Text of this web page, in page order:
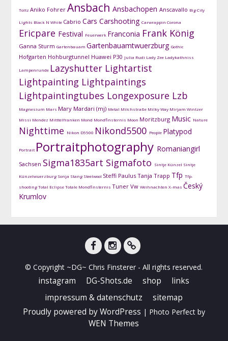
Toltz Aniko Fohrer Ansbach Ansbachopen Anscavallo Big City
Lights Black N White Cabrio Cars Carshooting Carwrappin Corona
Ericpare Festival Feuerwerk Franconia Frank König
Ganna Sturm Gartenbauam Gartenbauamtwuerzburg Gothic
Hofgarten Hohburgtunnel Huawei P30 Julia Rudi Lady Zee Ladykathniss
Lampenrunde Lazyshutter Lightartist
Lightpainting Lightpaintings
Lightpaintingtubes Longexposure Lzb
Magnesium Mars Mary Mardari (mj) Metal Milchstraße Milky Way Mirjam Wintzer
Missi Mendez Mitttelfranken Mond Mondfinsternis Moon Moritzburg Music Nature
Nighttime Nikon D5500 Nikond5500 People Platypod
Portrait Portraitphotography Romaniangirl
Sachsen Sigma1835art Sigmafoto Sintje Künzel Sintje
Künzelwuerzburg Sonja Stang Steelwool Steffi Paulus Tanja Trapp Tfp Tfp-
shootingTotal EclipseTotale Mondfinsternis Tuner Vw Weihnachten X-mas Český
Krumlov
© Copyright ~DG~ Chris Finsterer - All rights reserved.
instagram DG-Shots.de shop
links
impressum & datenschutz
sitemap
Proudly powered by WordPress | Photo Perfect by
WEN Themes